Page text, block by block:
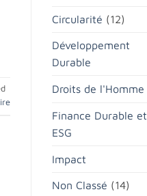
Circularité (12)
Développement
Durable
Droits de l'Homme
Finance Durable et
ESG
Impact
Non Classé (14)